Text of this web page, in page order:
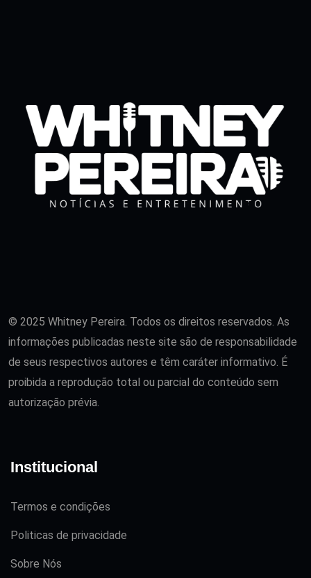
© 2025 Whitney Pereira. Todos os direitos reservados. As
informações publicadas neste site são de responsabilidade
de seus respectivos autores e têm caráter informativo. É
proibida a reprodução total ou parcial do conteúdo sem
autorização prévia.
Institucional
Termos e condições
Politicas de privacidade
Sobre Nós